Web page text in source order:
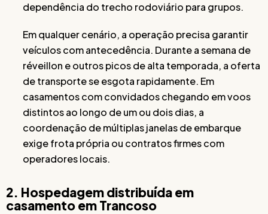
dependência do trecho rodoviário para grupos.
Em qualquer cenário, a operação precisa garantir
veículos com antecedência. Durante a semana de
réveillon e outros picos de alta temporada, a oferta
de transporte se esgota rapidamente. Em
casamentos com convidados chegando em voos
distintos ao longo de um ou dois dias, a
coordenação de múltiplas janelas de embarque
exige frota própria ou contratos firmes com
operadores locais.
2. Hospedagem distribuída em
casamento em Trancoso